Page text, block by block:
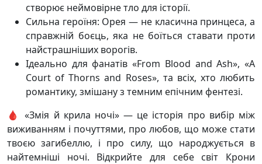
створює неймовірне тло для історії.
Сильна героїня: Орея — не класична принцеса, а
справжній боєць, яка не боїться ставати проти
найстрашніших ворогів.
Ідеально для фанатів «From Blood and Ash», «A
Court of Thorns and Roses», та всіх, хто любить
романтику, змішану з темним епічним фентезі.
🩸 «Змія й крила ночі» — це історія про вибір між
виживанням і почуттями, про любов, що може стати
твоєю загибеллю, і про силу, що народжується в
найтемніші ночі. Відкрийте для себе світ Крони